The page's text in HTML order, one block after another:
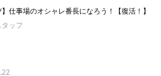
】仕事場のオシャレ番長になろう！【復活！】
ッフ